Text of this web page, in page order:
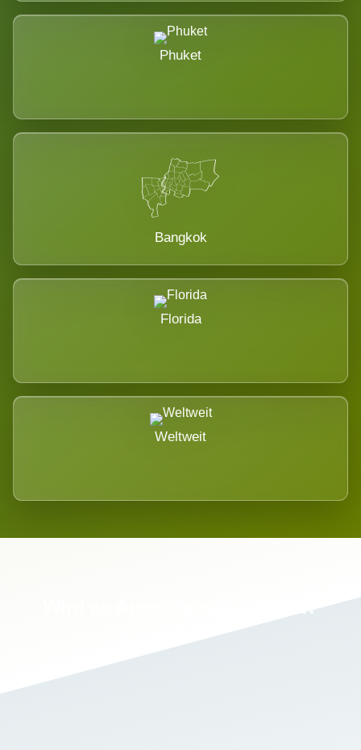
Phuket
Bangkok
Florida
Weltweit
Wird es Auswirkungen geben?